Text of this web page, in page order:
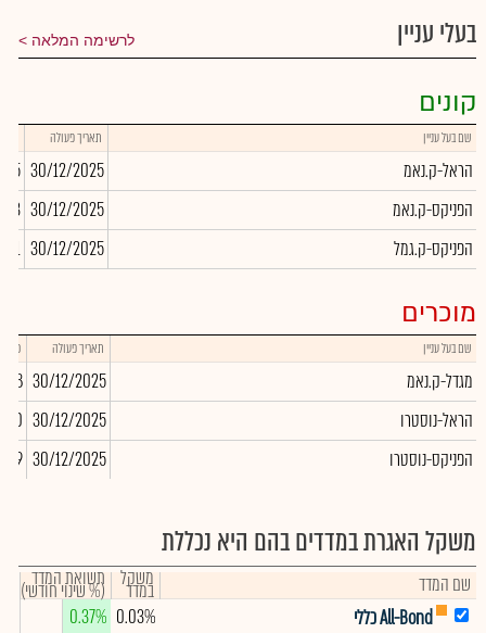
בעלי עניין לרשימה המלאה
קונים
שם בעל עניין תאריך פעולה
הראל-ק.נאמ 30/12/2025
הפניקס-ק.נאמ
30/12/2025
הפניקס-ק.גמל
30/12/2025
מוכרים
שם בעל עניין תאריך פעולה כמות
מגדל-ק.נאמ 30/12/2025
הראל-נוסטרו
30/12/2025
-10
הפניקס-נוסטרו
30/12/2025
משקל האגרת במדדים בהם היא נכללת
שם המדד משקל
במדד תשואת המדד
(% שינוי חודשי)
All-Bond כללי
0.03%
0.37%